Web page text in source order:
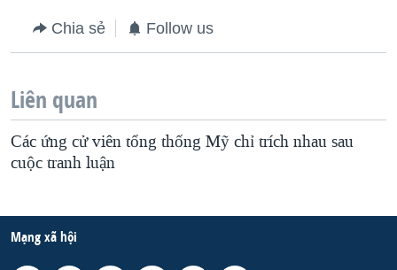
Chia sẻ Follow us
Liên quan
Các ứng cử viên tổng thống Mỹ chỉ trích nhau sau
cuộc tranh luận
Mạng xã hội